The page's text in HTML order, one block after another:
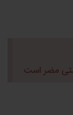
مضر است